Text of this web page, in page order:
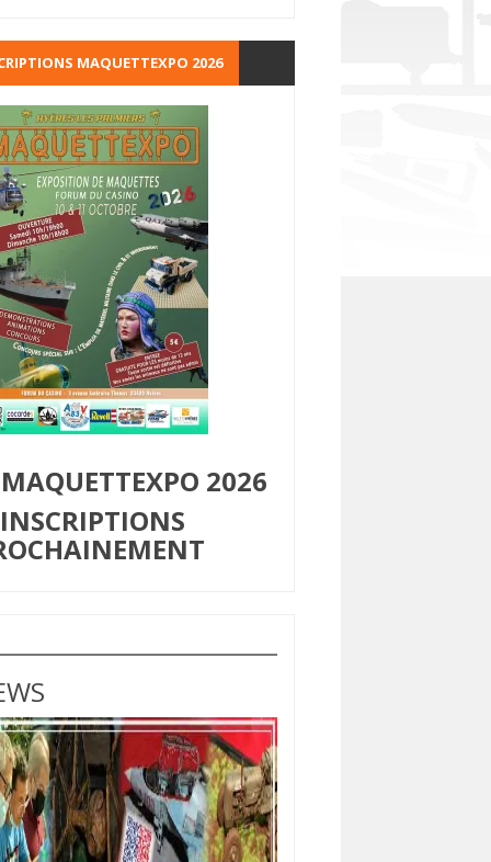
MAQUETTEXPO 2026
MAQUETTEXPO 2026